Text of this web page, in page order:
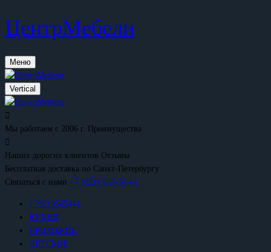
ЦентрМебели
Меню
Vertical
Мы работаем с 2006 г. Преимущества
Наших дорогих клиентов Отзывы
Бесплатная доставка по Санкт-Петербургу
Связаться с нами +7 (921) 965-30-61
+79219565441
КУХНИ
ПРИХОЖИЕ
ДЕТСКИЕ